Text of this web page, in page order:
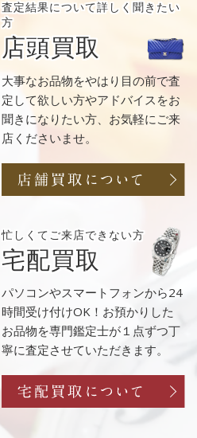
査定結果について詳しく聞きたい
方
店頭買取
大事なお品物をやはり目の前で査
定して欲しい方やアドバイスをお
聞きになりたい方、お気軽にご来
店くださいませ。
忙しくてご来店できない方
宅配買取
パソコンやスマートフォンから24
時間受け付けOK！お預かりした
お品物を専門鑑定士が１点ずつ丁
寧に査定させていただきます。